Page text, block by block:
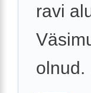
ravi
olnud.